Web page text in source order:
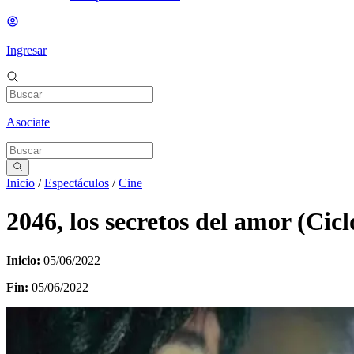
Ingresar
Asociate
Inicio /Espectáculos /Cine
2046, los secretos del amor
Inicio: 05/06/2022
Fin: 05/06/2022